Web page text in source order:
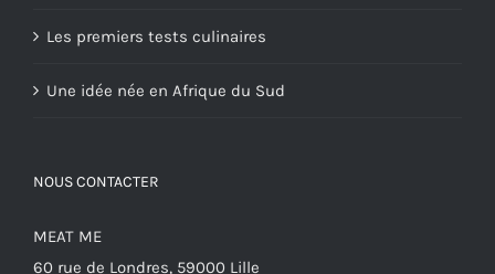
Les premiers tests culinaires
Une idée née en Afrique du Sud
NOUS CONTACTER
MEAT ME
60 rue de Londres, 59000 Lille